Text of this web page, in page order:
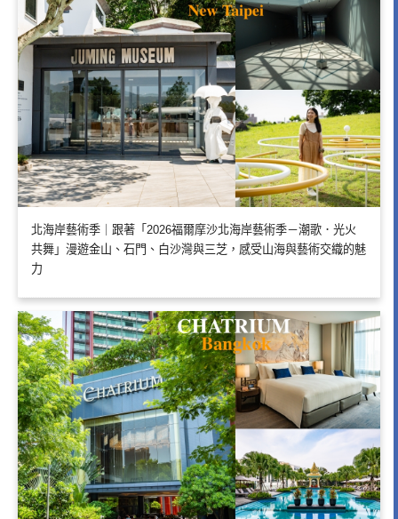
北海岸藝術季｜跟著「2026福爾摩沙北海岸藝術季－潮歌．光火
共舞」漫遊金山、石門、白沙灣與三芝，感受山海與藝術交織的魅
力